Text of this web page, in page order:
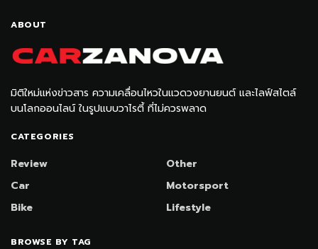
ABOUT
มิติใหม่แห่งข่าวสาร ความเคลื่อนไหวในแวดวงยานยนต์ และไลฟ์สไตล์
บนโลกออนไลน์ ในรูปแบบวาไรตี้ ที่ไม่ควรพลาด
CATEGORIES
Review
Car
Bike
Other
Motorsport
Lifestyle
BROWSE BY TAG